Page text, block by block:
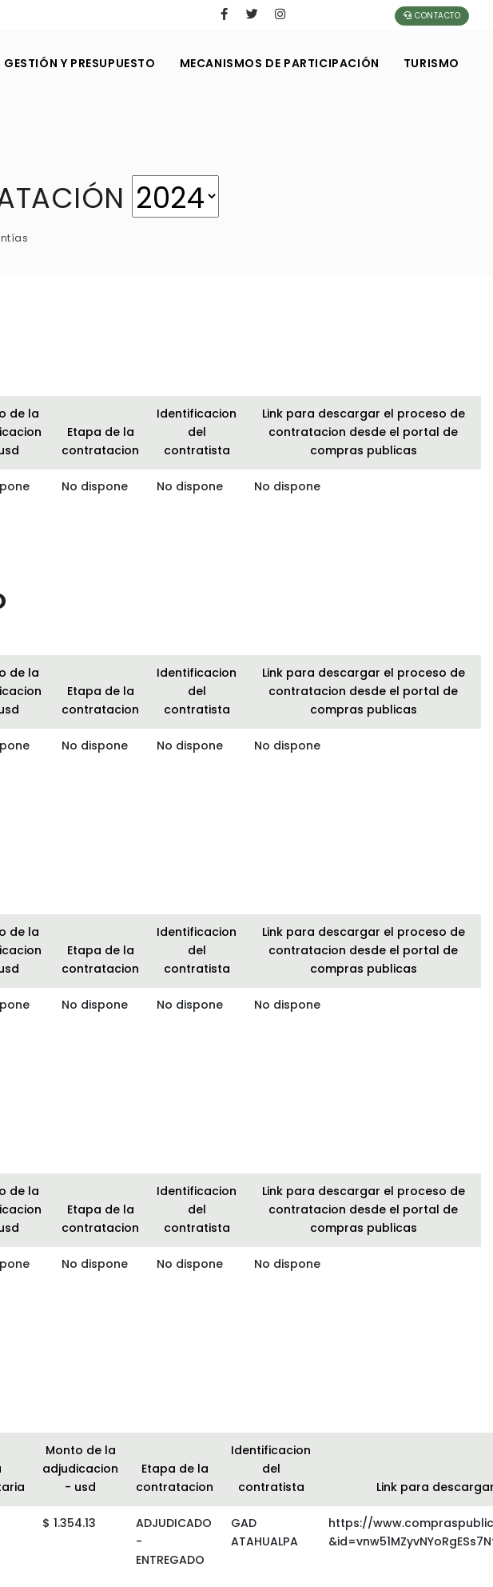
CONTACTO
GESTIÓN Y PRESUPUESTO MECANISMOS DE PARTICIPACIÓN TURISMO
de la
Etapa de la
contratacion
Identificacion
del
contratista
Link para descargar el proceso de
contratacion desde el portal de
compras publicas
No dispone No dispone No dispone
de la
Etapa de la
contratacion
Identificacion
del
contratista
Link para descargar el proceso de
contratacion desde el portal de
compras publicas
No dispone No dispone No dispone
de la
Etapa de la
contratacion
Identificacion
del
contratista
Link para descargar el proceso de
contratacion desde el portal de
compras publicas
No dispone No dispone No dispone
de la
Etapa de la
contratacion
Identificacion
del
contratista
Link para descargar el proceso de
contratacion desde el portal de
compras publicas
No dispone No dispone No dispone
Monto de la
adjudicacion
- usd
Etapa de la
contratacion
Identificacion
del
contratista
Link para
$ 1.354.13
ADJUDICADO
-
ENTREGADO
GAD
ATAHUALPA
https://